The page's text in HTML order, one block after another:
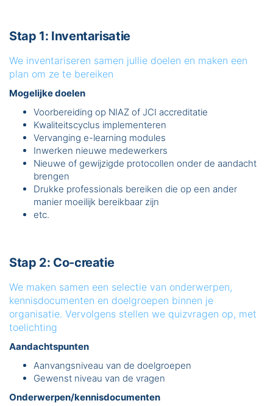
Stap 1: Inventarisatie
We inventariseren samen jullie doelen en maken een
plan om ze te bereiken
Mogelijke doelen
Voorbereiding op NIAZ of JCI accreditatie
Kwaliteitscyclus implementeren
Vervanging e-learning modules
Inwerken nieuwe medewerkers
Nieuwe of gewijzigde protocollen onder de aandacht
brengen
Drukke professionals bereiken die op een ander
manier moeilijk bereikbaar zijn
etc.
Stap 2: Co-creatie
We maken samen een selectie van onderwerpen,
kennisdocumenten en doelgroepen binnen je
organisatie. Vervolgens stellen we quizvragen op, met
toelichting
Aandachtspunten
Aanvangsniveau van de doelgroepen
Gewenst niveau van de vragen
Onderwerpen/kennisdocumenten